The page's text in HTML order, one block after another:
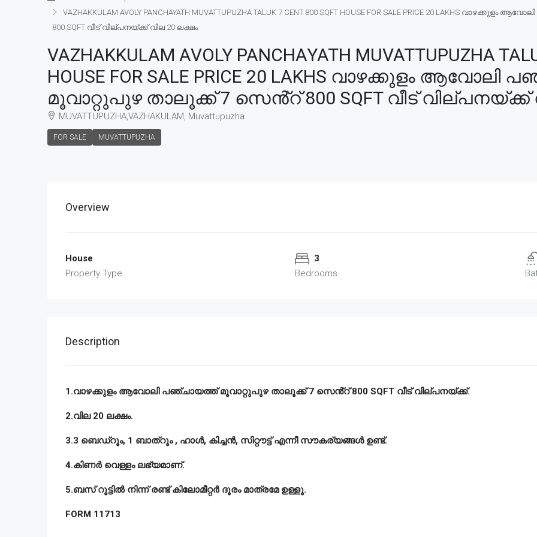
VAZHAKKULAM AVOLY PANCHAYATH MUVATTUPUZHA TALUK 7 CENT 800 SQFT HOUSE FOR SALE PRICE 20 LAKHS
800 SQFT വീട് വില്പനയ്ക്ക് വില 20 ലക്ഷം
VAZHAKKULAM AVOLY PANCHAYATH MUVATTUPUZHA
HOUSE FOR SALE PRICE 20 LAKHS വാഴക്കുളം
മൂവാറ്റുപുഴ താലൂക്ക് 7 സെൻ്റ് 800 SQFT വീട് വില്പനയ്ക്ക്
MUVATTUPUZHA,VAZHAKULAM, Muvattupuzha
FOR SALE MUVATTUPUZHA
Overview
House
Property Type
3
Bedrooms
Description
1.വാഴക്കുളം ആവോലി പഞ്ചായത്ത് മൂവാറ്റുപുഴ താലൂക്ക് 7 സെൻ്റ് 800 SQFT വീട് വില്പനയ്ക്ക്.
2.വില 20 ലക്ഷം.
3.3 ബെഡ്റൂം, 1 ബാത്റൂം , ഹാൾ, കിച്ചൻ, സിറ്റൗട്ട് എന്നീ സൗകര്യങ്ങൾ ഉണ്ട്.
4.കിണർ വെള്ളം ലഭ്യമാണ്.
5.ബസ് റൂട്ടിൽ നിന്ന് രണ്ട് കിലോമീറ്റർ ദൂരം മാത്രമേ ഉള്ളൂ.
FORM 11713